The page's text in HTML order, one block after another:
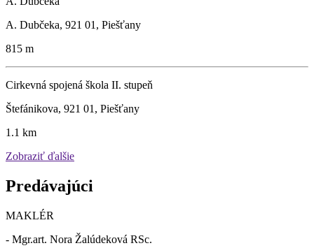
A. Dubčeka, 921 01, Piešťany
815 m
Cirkevná spojená škola II. stupeň
Štefánikova, 921 01, Piešťany
1.1 km
Zobraziť ďalšie
Predávajúci
MAKLÉR
- Mgr.art. Nora Žalúdeková RSc.